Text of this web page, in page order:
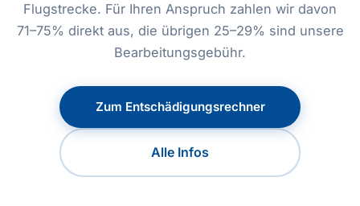
Flugstrecke. Für Ihren Anspruch zahlen wir davon
71–75% direkt aus, die übrigen 25–29% sind unsere
Bearbeitungsgebühr.
Zum Entschädigungsrechner
Alle Infos